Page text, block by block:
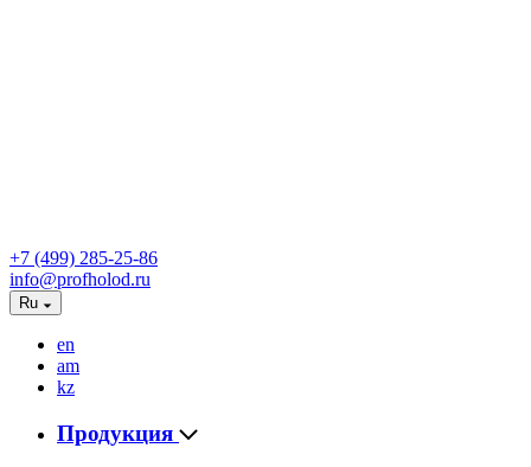
+7 (499) 285-25-86
info@profholod.ru
Ru
en
am
kz
Продукция